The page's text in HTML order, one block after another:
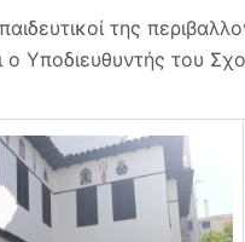
της
Υποδιευθυντής του